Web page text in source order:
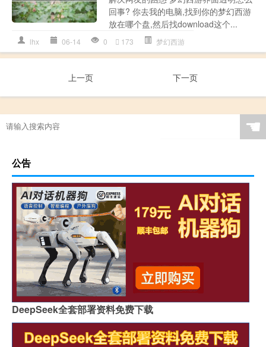
回事? 你去我的电脑,找到你的梦幻西游
放在哪个盘,然后找download这个...
lhx 06-14 0 173 梦幻西游
上一页 下一页
☚
公告
DeepSeek全套部署资料免费下载